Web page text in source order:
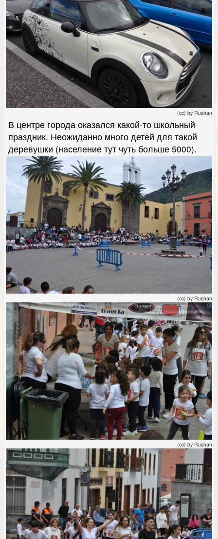
(cc) by Rushan
В центре города оказался какой-то школьный
праздник. Неожиданно много детей для такой
деревушки (население тут чуть больше 5000).
(cc) by Rushan
(cc) by Rushan